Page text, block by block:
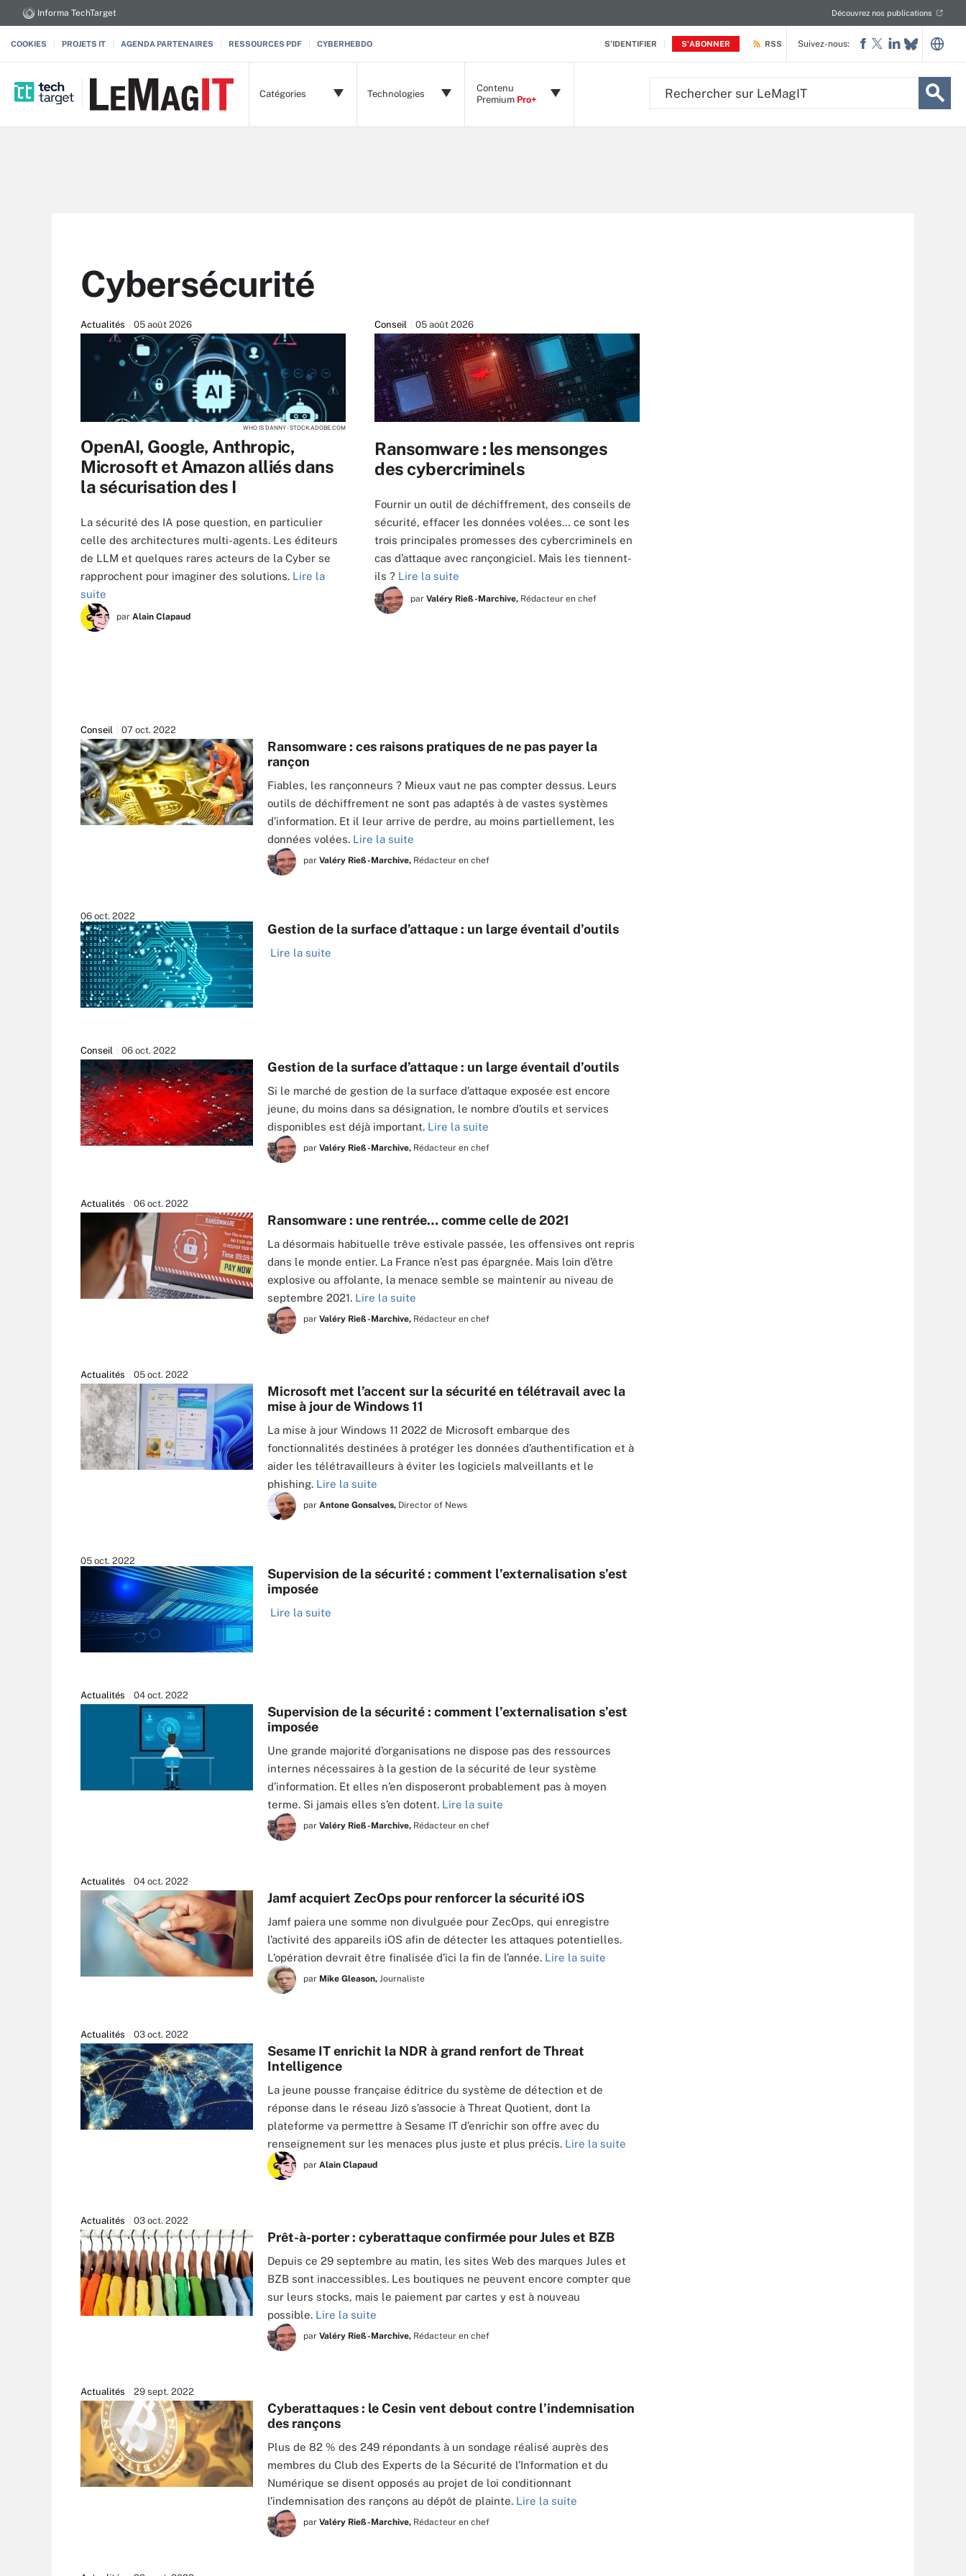
S'IDENTIFIER S'ABONNER
Informa TechTarget Découvrez nos publications
COOKIES PROJETS IT AGENDA PARTENAIRES RESSOURCES PDF CYBERHEBDO RSS
Catégories Technologies
Contenu
Premium Pro+
Suivez-nous:
Cybersécurité
Actualités 05 août 2026
WHO IS DANNY - STOCK.ADOBE.COM
OpenAI, Google, Anthropic,
Microsoft et Amazon alliés dans
la sécurisation des I
La sécurité des IA pose question, en particulier
celle des architectures multi-agents. Les éditeurs
de LLM et quelques rares acteurs de la Cyber se
rapprochent pour imaginer des solutions. Lire la
suite
par Alain Clapaud
Conseil 05 août 2026
Ransomware : les mensonges
des cybercriminels
Fournir un outil de déchiffrement, des conseils de
sécurité, effacer les données volées… ce sont les
trois principales promesses des cybercriminels en
cas d’attaque avec rançongiciel. Mais les tiennent-
ils ? Lire la suite
par Valéry Rieß-Marchive, Rédacteur en chef
Conseil 07 oct. 2022
Ransomware : ces raisons pratiques de ne pas payer la
rançon
Fiables, les rançonneurs ? Mieux vaut ne pas compter dessus. Leurs
outils de déchiffrement ne sont pas adaptés à de vastes systèmes
d’information. Et il leur arrive de perdre, au moins partiellement, les
données volées. Lire la suite
par Valéry Rieß-Marchive, Rédacteur en chef
06 oct. 2022
Gestion de la surface d’attaque : un large éventail d’outils
Lire la suite
Conseil 06 oct. 2022
Gestion de la surface d’attaque : un large éventail d’outils
Si le marché de gestion de la surface d’attaque exposée est encore
jeune, du moins dans sa désignation, le nombre d’outils et services
disponibles est déjà important. Lire la suite
par Valéry Rieß-Marchive, Rédacteur en chef
Actualités 06 oct. 2022
Ransomware : une rentrée… comme celle de 2021
La désormais habituelle trêve estivale passée, les offensives ont repris
dans le monde entier. La France n’est pas épargnée. Mais loin d’être
explosive ou affolante, la menace semble se maintenir au niveau de
septembre 2021. Lire la suite
par Valéry Rieß-Marchive, Rédacteur en chef
Actualités 05 oct. 2022
Microsoft met l’accent sur la sécurité en télétravail avec la
mise à jour de Windows 11
La mise à jour Windows 11 2022 de Microsoft embarque des
fonctionnalités destinées à protéger les données d’authentification et à
aider les télétravailleurs à éviter les logiciels malveillants et le
phishing. Lire la suite
par Antone Gonsalves, Director of News
05 oct. 2022
Supervision de la sécurité : comment l’externalisation s’est
imposée
Lire la suite
Actualités 04 oct. 2022
Supervision de la sécurité : comment l’externalisation s’est
imposée
Une grande majorité d’organisations ne dispose pas des ressources
internes nécessaires à la gestion de la sécurité de leur système
d’information. Et elles n’en disposeront probablement pas à moyen
terme. Si jamais elles s’en dotent. Lire la suite
par Valéry Rieß-Marchive, Rédacteur en chef
Actualités 04 oct. 2022
Jamf acquiert ZecOps pour renforcer la sécurité iOS
Jamf paiera une somme non divulguée pour ZecOps, qui enregistre
l’activité des appareils iOS afin de détecter les attaques potentielles.
L’opération devrait être finalisée d’ici la fin de l’année. Lire la suite
par Mike Gleason, Journaliste
Actualités 03 oct. 2022
Sesame IT enrichit la NDR à grand renfort de Threat
Intelligence
La jeune pousse française éditrice du système de détection et de
réponse dans le réseau Jizô s’associe à Threat Quotient, dont la
plateforme va permettre à Sesame IT d’enrichir son offre avec du
renseignement sur les menaces plus juste et plus précis. Lire la suite
par Alain Clapaud
Actualités 03 oct. 2022
Prêt-à-porter : cyberattaque confirmée pour Jules et BZB
Depuis ce 29 septembre au matin, les sites Web des marques Jules et
BZB sont inaccessibles. Les boutiques ne peuvent encore compter que
sur leurs stocks, mais le paiement par cartes y est à nouveau
possible. Lire la suite
par Valéry Rieß-Marchive, Rédacteur en chef
Actualités 29 sept. 2022
Cyberattaques : le Cesin vent debout contre l’indemnisation
des rançons
Plus de 82 % des 249 répondants à un sondage réalisé auprès des
membres du Club des Experts de la Sécurité de l’Information et du
Numérique se disent opposés au projet de loi conditionnant
l’indemnisation des rançons au dépôt de plainte. Lire la suite
par Valéry Rieß-Marchive, Rédacteur en chef